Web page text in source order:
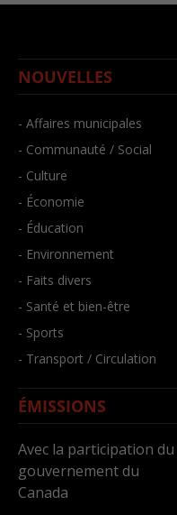
NOUVELLES
- Affaires municipales
- Communauté / Social
- Culture
- Économie
- Éducation
- Environnement
- Faits divers
- Santé et bien-être
- Sports
- Transport / Circulation
ÉMISSIONS
Avec la participation du
gouvernement du
Canada